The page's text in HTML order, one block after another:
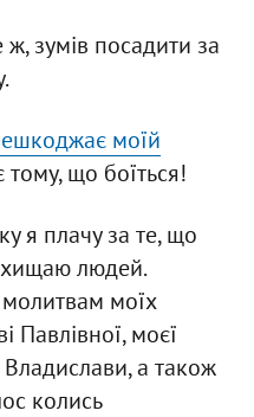
зумів посадити за
моїй
що боїться!
я плачу за те, що
людей.
моїх
Павлівної, моєї
а також
колись